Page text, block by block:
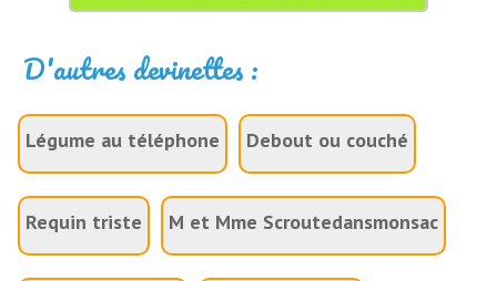
D'autres devinettes :
Légume au téléphone Debout ou couché
Requin triste M et Mme Scroutedansmonsac